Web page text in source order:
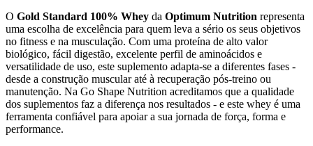
O Gold Standard 100% Whey da Optimum Nutrition representa
uma escolha de excelência para quem leva a sério os seus objetivos
no fitness e na musculação. Com uma proteína de alto valor
biológico, fácil digestão, excelente perfil de aminoácidos e
versatilidade de uso, este suplemento adapta-se a diferentes fases -
desde a construção muscular até à recuperação pós-treino ou
manutenção. Na Go Shape Nutrition acreditamos que a qualidade
dos suplementos faz a diferença nos resultados - e este whey é uma
ferramenta confiável para apoiar a sua jornada de força, forma e
performance.